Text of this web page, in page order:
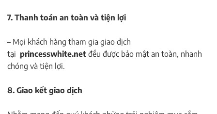
7. Thanh toán an toàn và tiện lợi
– Mọi khách hàng tham gia giao dịch
tại princesswhite.net đều được bảo mật an toàn, nhanh
chóng và tiện lợi.
8. Giao kết giao dịch